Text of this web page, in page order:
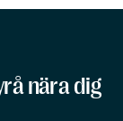
nära dig